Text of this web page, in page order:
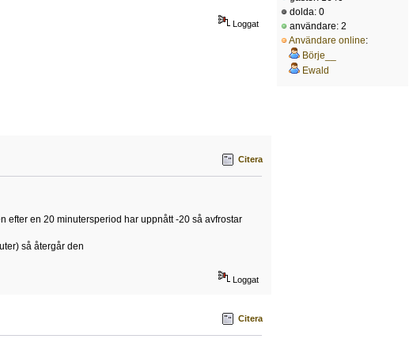
Loggat
Citera
efter en 20 minutersperiod har uppnått -20 så avfrostar
så återgår den
Loggat
Citera
dolda: 0
användare: 2
Användare online:
Börje__
Ewald